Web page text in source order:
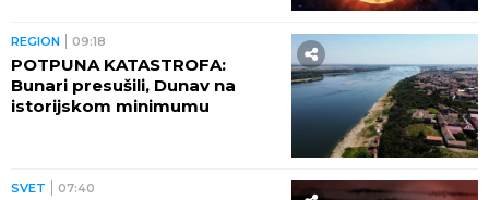
REGION 09:18
POTPUNA KATASTROFA:
Bunari presušili, Dunav na
istorijskom minimumu
SVET 07:40